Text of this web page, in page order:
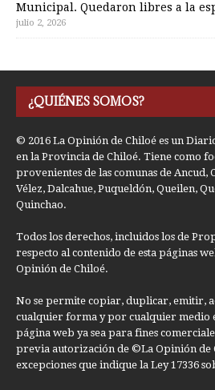
Municipal. Quedaron libres a la
julio 2, 2026
¿QUIÉNES SOMOS?
© 2016 La Opinión de Chiloé es un
en la Provincia de Chiloé. Tiene como
provenientes de las comunas de Ancud,
Vélez, Dalcahue, Puqueldón, Queilen,
Quinchao.
Todos los derechos, incluidos los de
respecto al contenido de esta páginas
Opinión de Chiloé.
No se permite copiar, duplicar, emitir,
cualquier forma y por cualquier medio
página web ya sea para fines
previa autorización de ©La Opinión de
excepciones que indique la Ley 17336